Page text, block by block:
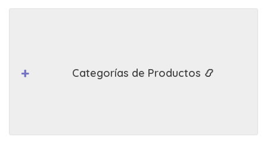
Categorías de Productos 📿